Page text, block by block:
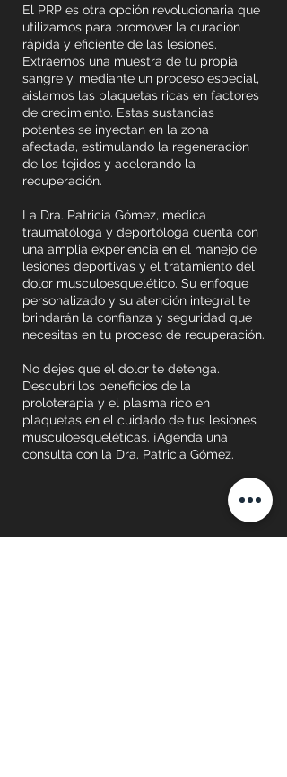
El PRP es otra opción revolucionaria que
utilizamos para promover la curación
rápida y eficiente de las lesiones.
Extraemos una muestra de tu propia
sangre y, mediante un proceso especial,
aislamos las plaquetas ricas en factores
de crecimiento. Estas sustancias
potentes se inyectan en la zona
afectada, estimulando la regeneración
de los tejidos y acelerando la
recuperación.
La Dra. Patricia Gómez, médica
traumatóloga y deportóloga cuenta con
una amplia experiencia en el manejo de
lesiones deportivas y el tratamiento del
dolor musculoesquelético. Su enfoque
personalizado y su atención integral te
brindarán la confianza y seguridad que
necesitas en tu proceso de recuperación.
No dejes que el dolor te detenga.
Descubrí los beneficios de la
proloterapia y el plasma rico en
plaquetas en el cuidado de tus lesiones
musculoesqueléticas. ¡Agenda una
consulta con la Dra. Patricia Gómez.